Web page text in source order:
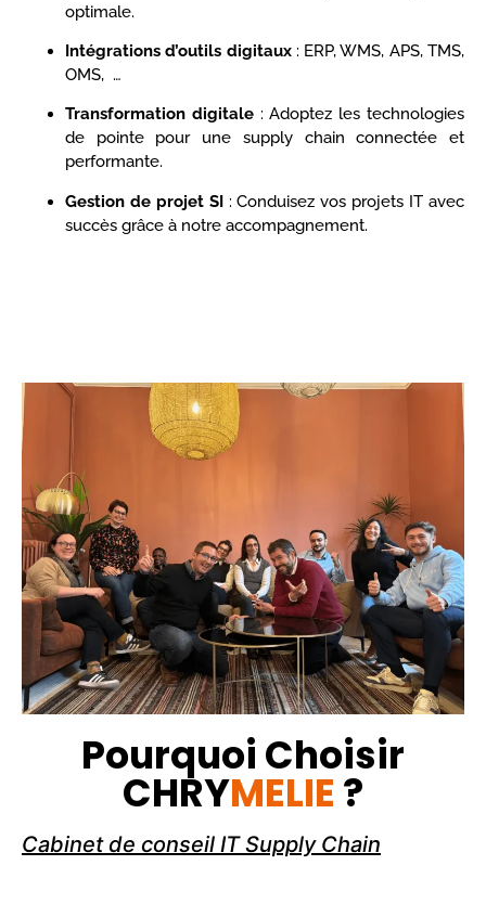
optimale.
Intégrations d’outils digitaux: ERP, WMS, APS, TMS,
OMS, …
Transformation digitale: Adoptez les technologies
de pointe pour une supply chain connectée et
performante.
Gestion de projet SI: Conduisez vos projets IT avec
succès grâce à notre accompagnement.
Pourquoi Choisir
CHRYMELIE ?
Cabinet de conseil IT Supply Chain